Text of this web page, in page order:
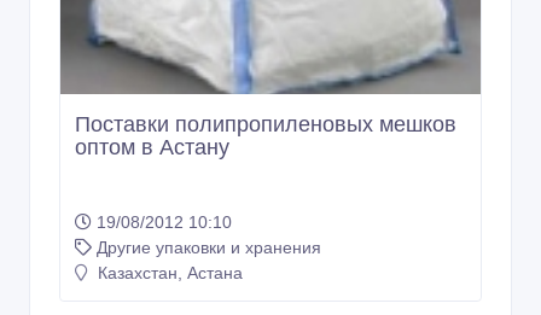
Поставки полипропиленовых мешков
оптом в Астану
19/08/2012 10:10
Другие упаковки и хранения
Казахстан, Астана